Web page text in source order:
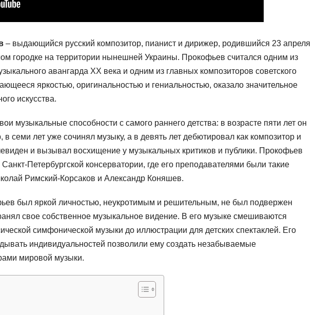
– выдающийся русский композитор, пианист и дирижер, родившийся 23 апреля
городке на территории нынешней Украины. Прокофьев считался одним из
авангарда XX века и одним из главных композиторов советского
яркостью, оригинальностью и гениальностью, оказало значительное
искусства.
музыкальные способности с самого раннего детства: в возрасте пяти лет он
семи лет уже сочинял музыку, а в девять лет дебютировал как композитор и
и вызывал восхищение у музыкальных критиков и публики. Прокофьев
Петербургской консерватории, где его преподавателями были такие
Римский-Корсаков и Александр Коняшев.
был яркой личностью, неукротимым и решительным, не был подвержен
свое собственное музыкальное видение. В его музыке смешиваются
симфонической музыки до иллюстрации для детских спектаклей. Его
индивидуальностей позволили ему создать незабываемые
мировой музыки.